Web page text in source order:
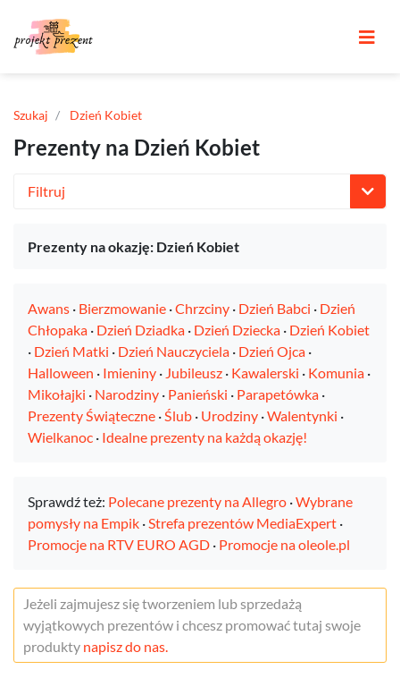
Szukaj Dzień Kobiet
Prezenty na Dzień Kobiet
Jeżeli zajmujesz się tworzeniem lub sprzedażą
wyjątkowych prezentów i chcesz promować tutaj swoje
produkty napisz do nas.
Filtruj
Prezenty na okazję: Dzień Kobiet
Awans · Bierzmowanie ·Chrzciny · Dzień Babci · Dzień
Chłopaka · Dzień Dziadka · Dzień Dziecka · Dzień Kobiet
· Dzień Matki · Dzień Nauczyciela · Dzień Ojca ·
Halloween · Imieniny · Jubileusz · Kawalerski · Komunia ·
Mikołajki · Narodziny · Panieński · Parapetówka ·
Prezenty Świąteczne ·Ślub · Urodziny ·Walentynki ·
Wielkanoc · Idealne prezenty na każdą okazję!
Sprawdź też: Polecane prezenty na Allegro ·Wybrane
pomysły na Empik ·Strefa prezentów MediaExpert ·
Promocje na RTV EURO AGD · Promocje na oleole.pl